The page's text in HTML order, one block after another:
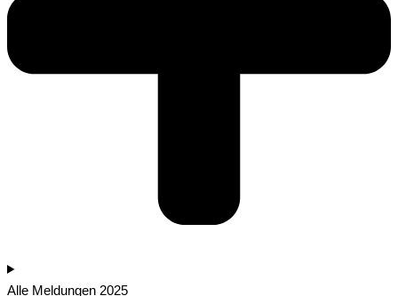
Alle Meldungen 2025